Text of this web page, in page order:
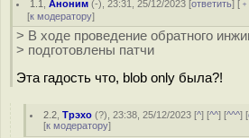
1.1 ,Аноним (-), 23:31, 25/12/2023 [ответить] [
[к модератору]
> В ходе проведение обратного
> подготовлены патчи
Эта гадость что, blob only была?!
2.2 ,Трэхо (?), 23:38, 25/12/2023 [^] [^^] [^^^] [
[к модератору]